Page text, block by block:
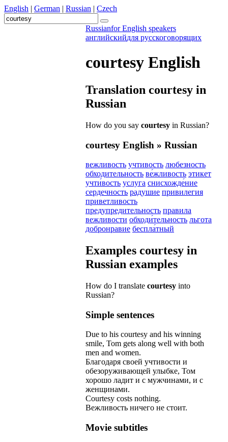
English | German | Russian | Czech
Russianfor English speakers
английскийдля русскоговорящих
courtesy English
Translation courtesy in
Russian
How do you say courtesy in Russian?
courtesy English » Russian
вежливость учтивость любезность
обходительность ве́жливость этикет
учти́вость услуга снисхожде́ние
сердечность радушие привилегия
приветливость
предупредительность правила
вежливости обходи́тельность льгота
добронравие беспла́тный
Examples courtesy in
Russian examples
How do I translate courtesy into
Russian?
Simple sentences
Due to his courtesy and his winning
smile, Tom gets along well with both
men and women.
Благодаря своей учтивости и
обезоруживающей улыбке, Том
хорошо ладит и с мужчинами, и с
женщинами.
Courtesy costs nothing.
Вежливость ничего не стоит.
Movie subtitles